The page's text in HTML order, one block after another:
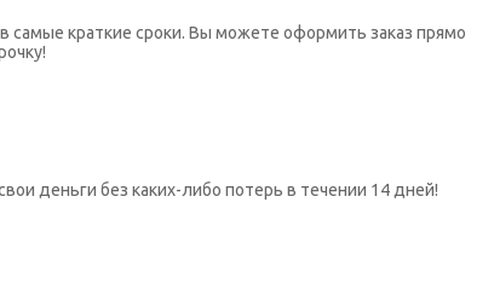
самые краткие сроки. Вы можете оформить заказ прямо
деньги без каких-либо потерь в течении 14 дней!